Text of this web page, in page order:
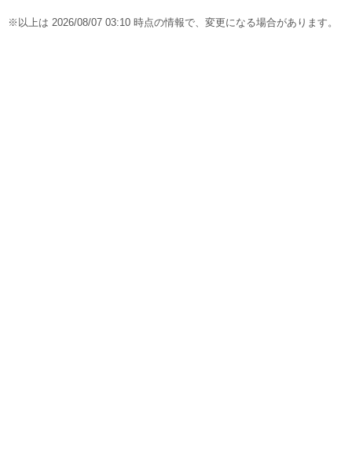
※以上は 2026/08/07 03:10 時点の情報で、変更になる場合があります。